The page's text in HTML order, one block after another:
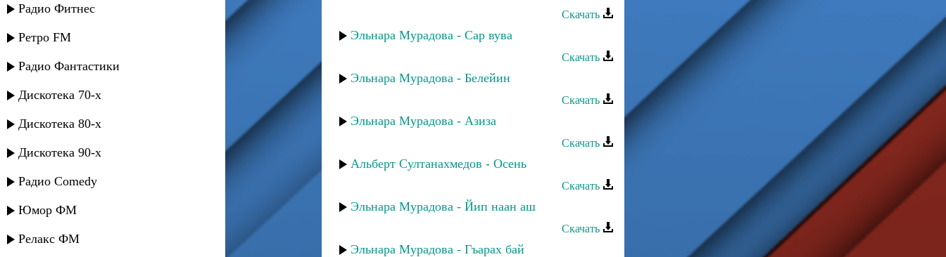
Радио Фитнес
Ретро FM
Радио Фантастики
Дискотека 70-х
Дискотека 80-х
Дискотека 90-х
Радио Comedy
Юмор ФМ
Релакс ФМ
Скачать
Эльнара Мурадова - Сар вува
Скачать
Эльнара Мурадова - Белейин
Скачать
Эльнара Мурадова - Азиза
Скачать
Альберт Султанахмедов - Осень
Скачать
Эльнара Мурадова - Йип наан аш
Скачать
Эльнара Мурадова - Гъарах бай